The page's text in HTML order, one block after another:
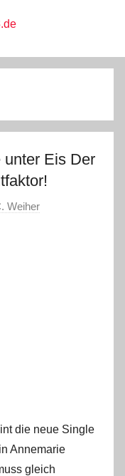
Eis Der
Weiher
die neue Single
Annemarie
gleich